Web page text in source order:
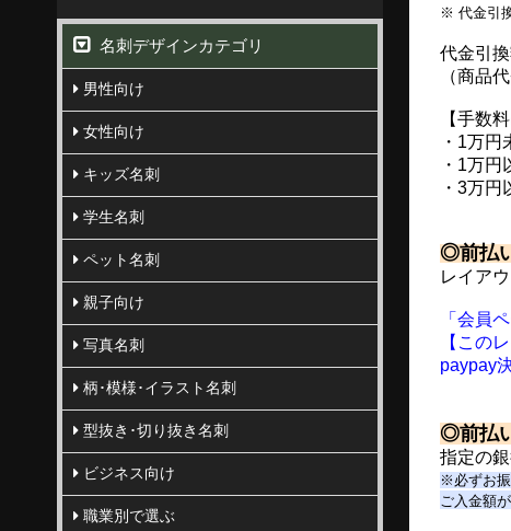
※ 代金引
代金引
（商品
【手数
・1万円
・1万
・3万
◎前払
レイア
「会員
【この
paypay
◎前払
指定の
※必ずお振
ご入金額
名刺デザインカテゴリ
男性向け
女性向け
キッズ名刺
学生名刺
ペット名刺
親子向け
写真名刺
柄･模様･イラスト名刺
型抜き･切り抜き名刺
ビジネス向け
職業別で選ぶ